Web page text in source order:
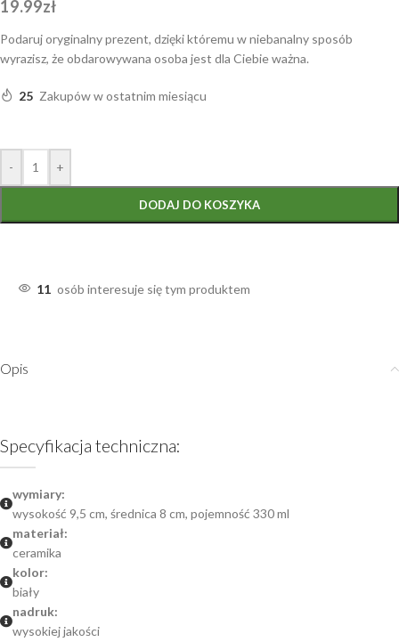
19.99zł
Podaruj oryginalny prezent, dzięki któremu w niebanalny sposób
wyrazisz, że obdarowywana osoba jest dla Ciebie ważna.
25 Zakupów w ostatnim miesiącu
- +
DODAJ DO KOSZYKA
11 osób interesuje się tym produktem
Opis
Specyfikacja techniczna:
wymiary:
wysokość 9,5 cm, średnica 8 cm, pojemność 330 ml
materiał:
ceramika
kolor:
biały
nadruk:
wysokiej jakości